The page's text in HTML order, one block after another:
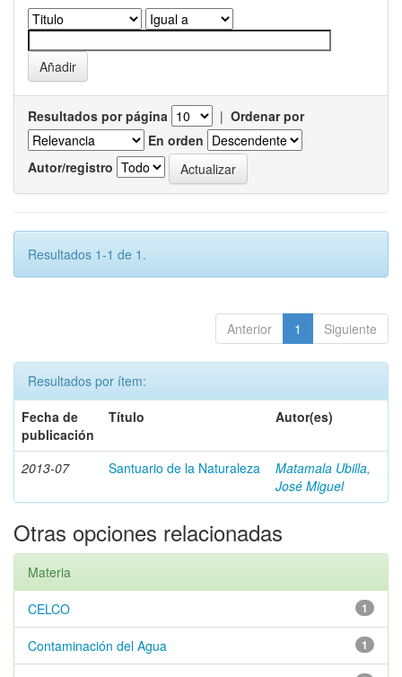
Resultados por página | Ordenar por
En orden
Autor/registro
Resultados 1-1 de 1.
Anterior 1 Siguiente
Resultados por ítem:
Fecha de
publicación
Título Autor(es)
2013-07 Santuario de la Naturaleza
Matamala Ubilla,
José Miguel
Otras opciones relacionadas
Materia
1
CELCO
1
Contaminación del Agua